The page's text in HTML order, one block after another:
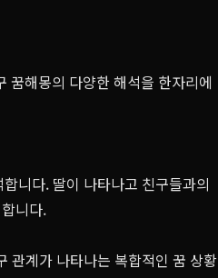
꿈해몽의 다양한 해석을 한자리에
니다. 딸이 나타나고 친구들과의
니다.
관계가 나타나는 복합적인 꿈 상황